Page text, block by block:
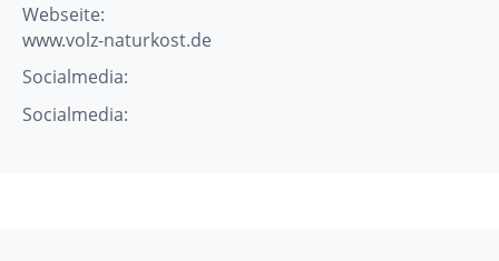
Webseite:
www.volz-naturkost.de
Socialmedia:
Socialmedia: